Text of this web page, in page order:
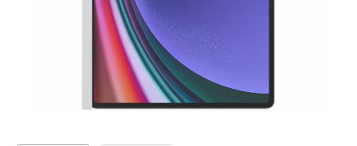
Telefoni, planšetdatori
Telefoni un aksesuāri
Planšetdatori un aksesuāri
Planšetdatori